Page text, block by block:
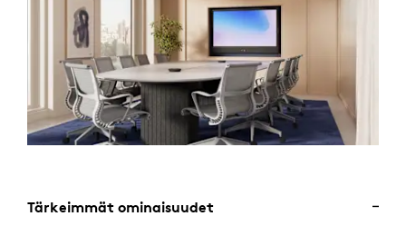
Tärkeimmät ominaisuudet